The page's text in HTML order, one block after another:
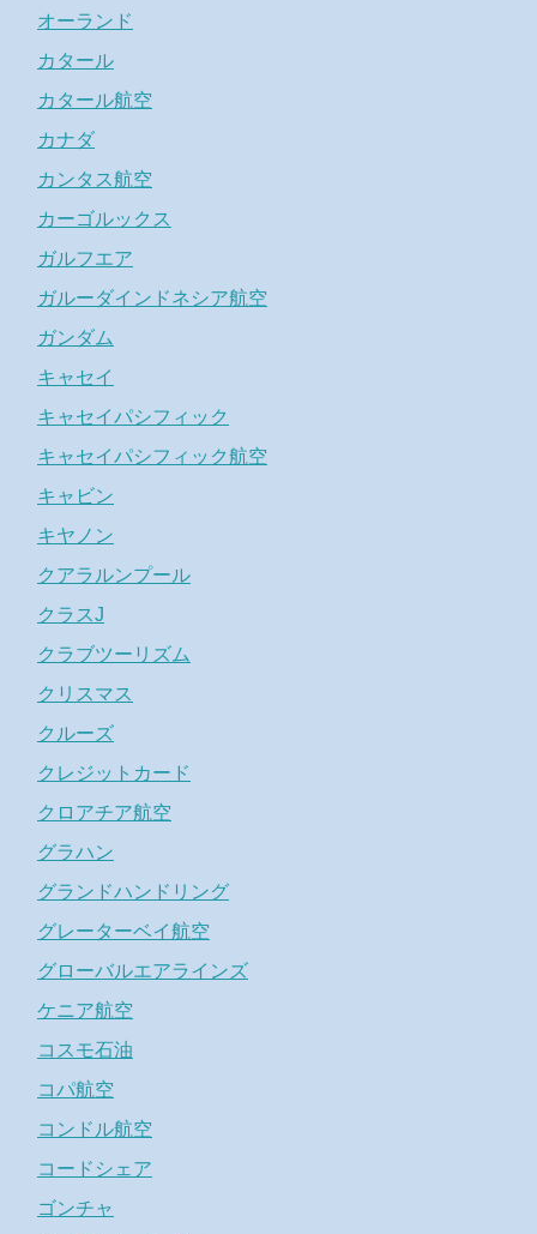
オーランド
カタール
カタール航空
カナダ
カンタス航空
カーゴルックス
ガルフエア
ガルーダインドネシア航空
ガンダム
キャセイ
キャセイパシフィック
キャセイパシフィック航空
キャビン
キヤノン
クアラルンプール
クラスJ
クラブツーリズム
クリスマス
クルーズ
クレジットカード
クロアチア航空
グラハン
グランドハンドリング
グレーターベイ航空
グローバルエアラインズ
ケニア航空
コスモ石油
コパ航空
コンドル航空
コードシェア
ゴンチャ